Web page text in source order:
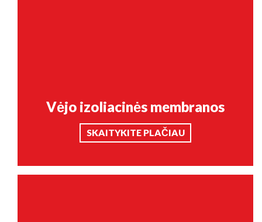
Vėjo izoliacinės membranos
SKAITYKITE PLAČIAU